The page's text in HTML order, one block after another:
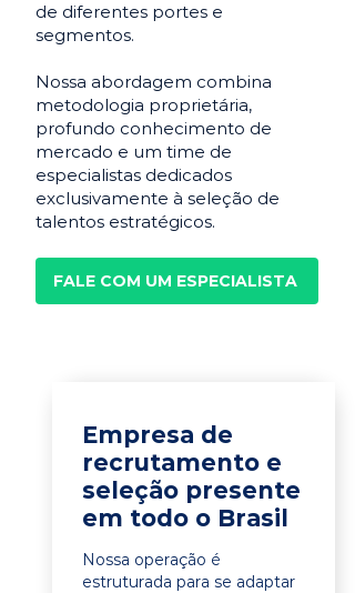
de diferentes portes e
segmentos.
Nossa abordagem combina
metodologia proprietária,
profundo conhecimento de
mercado e um time de
especialistas dedicados
exclusivamente à seleção de
talentos estratégicos.
FALE COM UM ESPECIALISTA
Empresa de
recrutamento e
seleção presente
em todo o Brasil
Nossa operação é
estruturada para se adaptar